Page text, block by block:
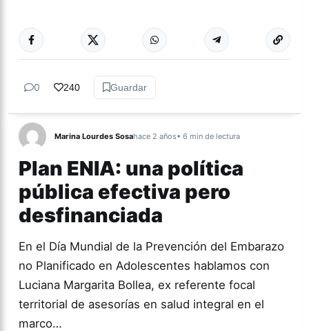
ACTUALIDAD Más
0 240 Guardar
Marina Lourdes Sosahace 2 años• 6 min de lectura
Plan ENIA: una política
pública efectiva pero
desfinanciada
En el Día Mundial de la Prevención del Embarazo
no Planificado en Adolescentes hablamos con
Luciana Margarita Bollea, ex referente focal
territorial de asesorías en salud integral en el
marco…